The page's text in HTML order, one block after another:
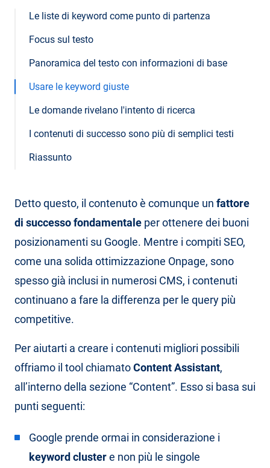
Le liste di keyword come punto di partenza
Focus sul testo
Panoramica del testo con informazioni di base
Usare le keyword giuste
Le domande rivelano l'intento di ricerca
I contenuti di successo sono più di semplici testi
Riassunto
Detto questo, il contenuto è comunque un fattore
di successo fondamentale per ottenere dei buoni
posizionamenti su Google. Mentre i compiti SEO,
come una solida ottimizzazione Onpage, sono
spesso già inclusi in numerosi CMS, i contenuti
continuano a fare la differenza per le query più
competitive.
Per aiutarti a creare i contenuti migliori possibili
offriamo il tool chiamatoContent Assistant,
all’interno della sezione “Content”. Esso si basa sui
punti seguenti:
Google prende ormai in considerazione i
keyword clustere non più le singole